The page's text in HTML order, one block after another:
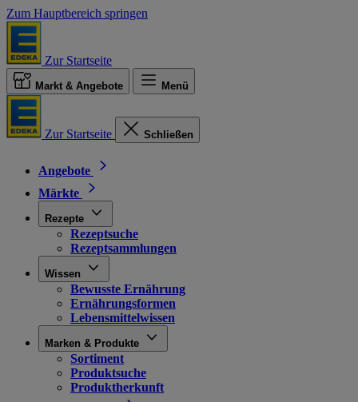
Zum Hauptbereich springen
Zur Startseite
Markt & Angebote Menü
Zur Startseite Schließen
Angebote
Märkte
Rezepte
Rezeptsuche
Rezeptsammlungen
Wissen
Bewusste Ernährung
Ernährungsformen
Lebensmittelwissen
Marken & Produkte
Sortiment
Produktsuche
Produktherkunft